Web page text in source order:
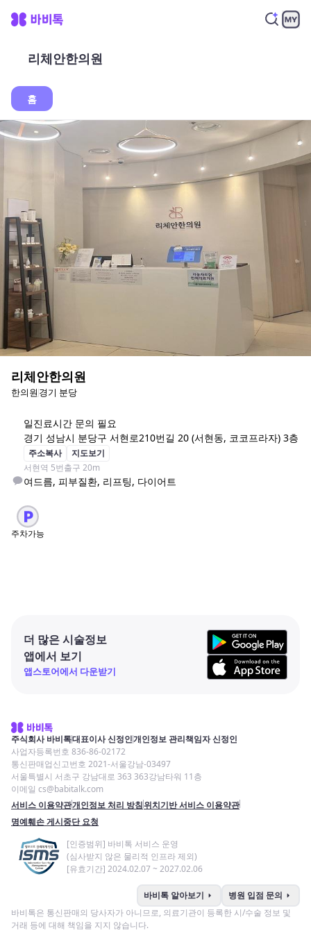
리체안한의원
홈
리체안한의원
한의원 경기 분당
일진료시간 문의 필요
경기 성남시 분당구 서현로210번길 20 (서현동, 코코프라자) 3층
주소복사
지도보기
서현역 5번출구 20m
여드름, 피부질환, 리프팅, 다이어트
주차가능
더 많은 시술정보
앱에서 보기
앱스토어에서 다운받기
주식회사 바비톡대표이사 신정인개인정보 관리책임자 신정인
사업자등록번호 836-86-02172
통신판매업신고번호 2021-서울강남-03497
서울특별시 서초구 강남대로 363 363강남타워 11층
이메일 cs@babitalk.com
서비스 이용약관개인정보 처리 방침위치기반 서비스 이용약관
명예훼손 게시중단 요청
[인증범위] 바비톡 서비스 운영
(심사받지 않은 물리적 인프라 제외)
[유효기간] 2024.02.07 ~ 2027.02.06
바비톡 알아보기 arrow_right 병원 입점 문의 arrow_right
바비톡은 통신판매의 당사자가 아니므로, 의료기관이 등록한 시/수술 정보 및
거래 등에 대해 책임을 지지 않습니다.